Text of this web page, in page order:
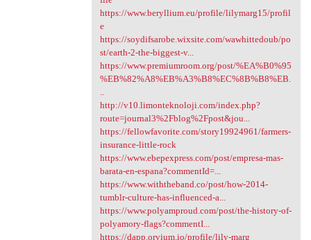
https://www.beryllium.eu/profile/lilymarg15/profil
e
https://soydifsarobe.wixsite.com/wawhittedoub/po
st/earth-2-the-biggest-v...
https://www.premiumroom.org/post/%EA%B0%95
%EB%82%A8%EB%A3%B8%EC%8B%B8%EB.
http://v10.limonteknoloji.com/index.php?
route=journal3%2Fblog%2Fpost&jou...
https://fellowfavorite.com/story19924961/farmers-
insurance-little-rock
https://www.ebepexpress.com/post/empresa-mas-
barata-en-espana?commentId=...
https://www.withtheband.co/post/how-2014-
tumblr-culture-has-influenced-a...
https://www.polyamproud.com/post/the-history-of-
polyamory-flags?commentI...
https://dapp.orvium.io/profile/lily-marg